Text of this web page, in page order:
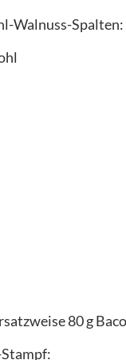
Walnuss-Spalten:
80 g